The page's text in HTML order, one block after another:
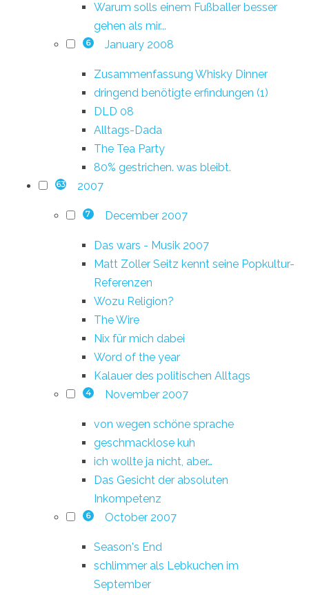
Warum solls einem Fußballer besser
gehen als mir...
6 January 2008
Zusammenfassung Whisky Dinner
dringend benötigte erfindungen (1)
DLD 08
Alltags-Dada
The Tea Party
80% gestrichen. was bleibt.
63 2007
7 December 2007
Das wars - Musik 2007
Matt Zoller Seitz kennt seine Popkultur-
Referenzen
Wozu Religion?
The Wire
Nix für mich dabei
Word of the year
Kalauer des politischen Alltags
4 November 2007
von wegen schöne sprache
geschmacklose kuh
ich wollte ja nicht, aber…
Das Gesicht der absoluten
Inkompetenz
6 October 2007
Season's End
schlimmer als Lebkuchen im
September